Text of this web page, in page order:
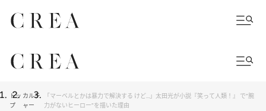
トッ
プ
カルチ
ャー
「マーベルとかは暴力で解決する けど…」太田光が小説『笑って人類！』 で“腕
力がないヒーロー”を描いた理由